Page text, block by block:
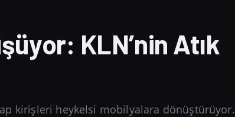
KLN’nin Atık
kirişleri heykelsi mobilyalara dönüştürüyor.